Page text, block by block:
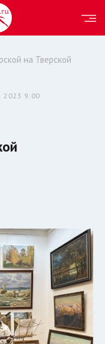
на Тверской
2023 9:00